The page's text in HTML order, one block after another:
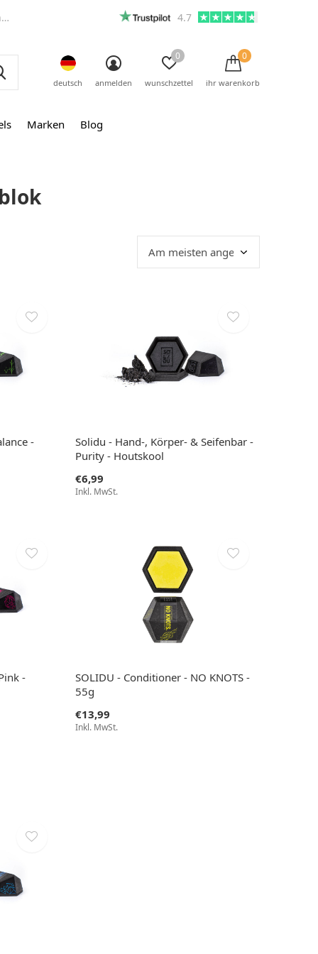
Marken Blog
deutsch anmelden wunschzettel
0
ihr warenkorb
0
4.7
-
Solidu - Hand-, Körper- & Seifenbar -
Purity - Houtskool
€6,99
Inkl. MwSt.
-
SOLIDU - Conditioner - NO KNOTS -
55g
€13,99
Inkl. MwSt.